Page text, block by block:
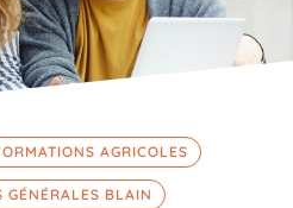
AGRICOLES
GÉNÉRALES BLAIN